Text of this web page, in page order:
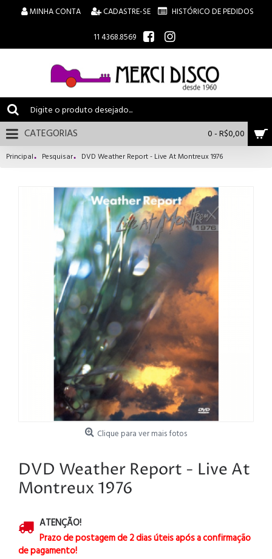
MINHA CONTA CADASTRE-SE
HISTÓRICO DE PEDIDOS
11 4368.8569
0 - R$0,00
CATEGORIAS
Principal Pesquisar DVD Weather Report - Live At Montreux 1976
Clique para ver mais fotos
DVD Weather Report - Live At
Montreux 1976
ATENÇÃO!
Prazo de postagem de 2 dias úteis após a confirmação
de pagamento!